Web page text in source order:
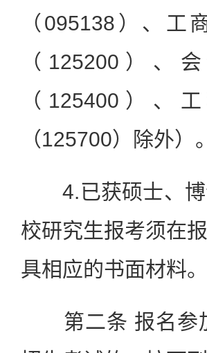
（095138）、工
（125200）、
（125400）、
（125700）除外）。
4.已获硕士、博
校研究生报考须在
具相应的书面材料。
第二条 报名参